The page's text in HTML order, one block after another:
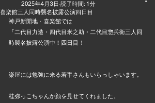
喜楽館三人同時襲名披露公演四日目
2025年4月3日 読了時間: 1分
神戸新開地・喜楽館では
「二代目力造・四代目米之助・二代目惣兵衛三人同
時襲名披露公演中！四日目！
楽屋には勉強に来る若手さんもいらっしゃいます。
桂弥っこちゃんか顔を見せてくれました。